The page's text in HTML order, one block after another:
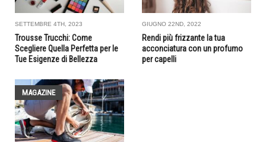
SETTEMBRE 4TH, 2023
Trousse Trucchi: Come
Scegliere Quella Perfetta per le
Tue Esigenze di Bellezza
GIUGNO 22ND, 2022
Rendi più frizzante la tua
acconciatura con un profumo
per capelli
MAGAZINE